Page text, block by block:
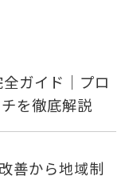
ガイド｜プロ
を徹底解説
善から地域制